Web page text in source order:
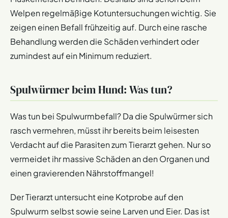
Welpen regelmäßige Kotuntersuchungen wichtig. Sie
zeigen einen Befall frühzeitig auf. Durch eine rasche
Behandlung werden die Schäden verhindert oder
zumindest auf ein Minimum reduziert.
Spulwürmer beim Hund: Was tun?
Was tun bei Spulwurmbefall? Da die Spulwürmer sich
rasch vermehren, müsst ihr bereits beim leisesten
Verdacht auf die Parasiten zum Tierarzt gehen. Nur so
vermeidet ihr massive Schäden an den Organen und
einen gravierenden Nährstoffmangel!
Der Tierarzt untersucht eine Kotprobe auf den
Spulwurm selbst sowie seine Larven und Eier. Das ist